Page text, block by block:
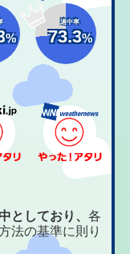
%
適中率
73.3%
としており、各
法の基準に則り